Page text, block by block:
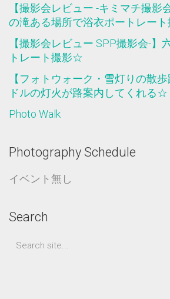
【撮影会レビュー -キミマチ撮影
の滝ある場所で浴衣ポートレー
【撮影会レビュー SPP撮影会-】
トレート撮影☆
【フォトウォーク・雪灯りの散
ドルの灯火が路案内してくれる☆
Photo Walk
Photography Schedule
イベント無し
Search
Search